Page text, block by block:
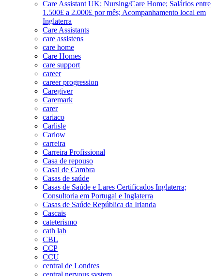
Care Assistant UK; Nursing/Care Home; Salários entre
1.500£ a 2.000£ por mês; Acompanhamento local em
Inglaterra
Care Assistants
care assistens
care home
Care Homes
care support
career
career progression
Caregiver
Caremark
carer
cariaco
Carlisle
Carlow
carreira
Carreira Profissional
Casa de repouso
Casal de Cambra
Casas de saúde
Casas de Saúde e Lares Certificados Inglaterra;
Consultoria em Portugal e Inglaterra
Casas de Saúde República da Irlanda
Cascais
cateterismo
cath lab
CBL
CCP
CCU
central de Londres
central nervous system